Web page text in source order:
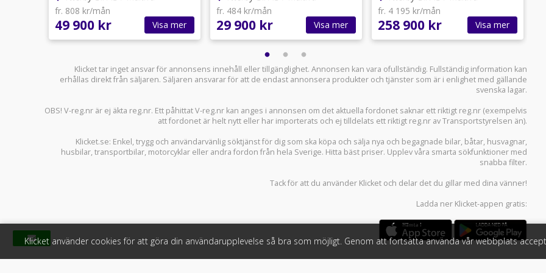
fr. 808 kr/mån
49 900 kr Visa mer
fr. 484 kr/mån
29 900 kr Visa mer
fr. 4 195 kr/mån
258 900 kr Visa mer
Klicket tar inget ansvar för annonsens innehåll eller tillgänglighet. Annonsen kan vara ofullständig. Fullständig information kan
erhållas direkt från säljaren. Säljaren ansvarar för att de endast annonsera produkter och tjänster som är i enlighet med gällande
svenska lagar.
OBS! V-reg.nr är ej äkta reg.nr. Ett påhittat V-reg.nr kan anges i annonsen om det aktuella fordonet saknar ett riktigt reg.nr (exempelvis
att fordonet är helt nytt eller har importerats och ej tilldelats ett riktigt reg.nr av Transportstyrelsen än).
Klicket.se: Enkel, trygg och användarvänlig söktjänst för dig som ska köpa och sälja nya och begagnade bilar, båtar, husvagnar,
husbilar,transportbilar, motorcyklar eller andra fordon från hela Sverige. Hitta bäst priser. Upplev våra smarta sökfunktioner med
snabba filter.
Tack för att du använder Klicket och delar det du gillar med dina vänner!
Ladda ner Klicket-appen gratis:
Klicket använder cookies för att göra din användarupplevelse så bra som möjligt. Genom att fortsätta använda vår webbplats